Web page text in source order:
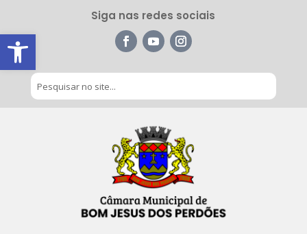
Barra de Ferramentas Aberta
Siga nas redes sociais